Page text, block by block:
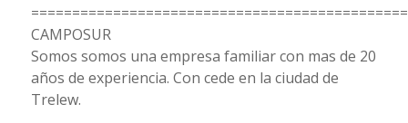
CAMPOSUR
Somos somos una empresa familiar con mas de 20
años de experiencia. Con cede en la ciudad de
Trelew.